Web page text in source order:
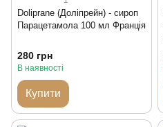
Doliprane (Доліпрейн) - сироп
Парацетамола 100 мл Франція
280 грн
В наявності
Купити